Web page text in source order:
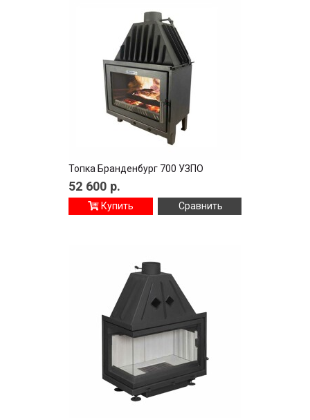
Топка Бранденбург 700 УЗПО
52 600 р.
Купить Сравнить